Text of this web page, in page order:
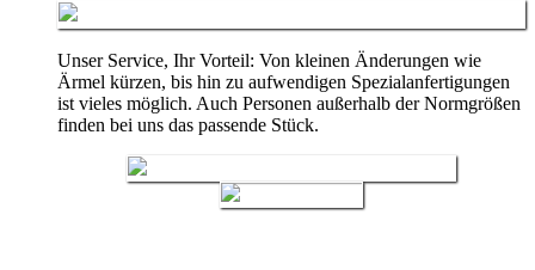
Unser Service, Ihr Vorteil: Von kleinen Änderungen wie
Ärmel kürzen, bis hin zu aufwendigen Spezialanfertigungen
ist vieles möglich. Auch Personen außerhalb der Normgrößen
finden bei uns das passende Stück.